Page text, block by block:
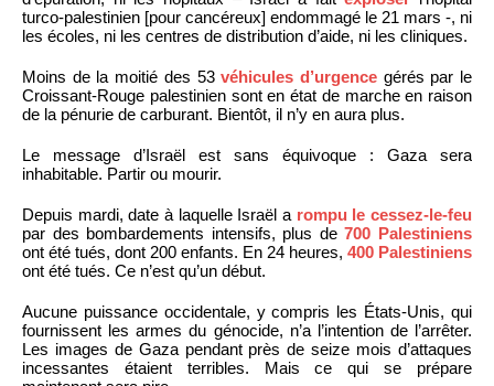
turco-palestinien [pour cancéreux] endommagé le 21 mars -, ni
les écoles, ni les centres de distribution d’aide, ni les cliniques.
Moins de la moitié des 53véhicules d’urgencegérés par le
Croissant-Rouge palestinien sont en état de marche en raison
de la pénurie de carburant. Bientôt, il n’y en aura plus.
Le message d’Israël est sans équivoque : Gaza sera
inhabitable. Partir ou mourir.
Depuis mardi, date à laquelle Israël a rompu le cessez-le-feu
par des bombardements intensifs, plus de700 Palestiniens
ont été tués, dont 200 enfants. En 24 heures, 400 Palestiniens
ont été tués. Ce n’est qu’un début.
Aucune puissance occidentale, y compris les États-Unis, qui
fournissent les armes du génocide, n’a l’intention de l’arrêter.
Les images de Gaza pendant près de seize mois d’attaques
incessantes étaient terribles. Mais ce qui se prépare